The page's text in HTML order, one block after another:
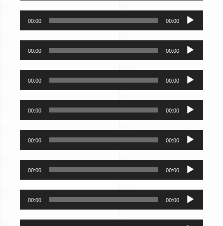
אודיו
00:00
00:00
אודיו
00:00
00:00
אודיו
00:00
00:00
אודיו
00:00
00:00
אודיו
00:00
00:00
אודיו
00:00
00:00
אודיו
00:00
00:00